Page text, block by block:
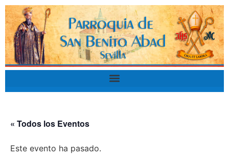
« Todos los Eventos
Este evento ha pasado.